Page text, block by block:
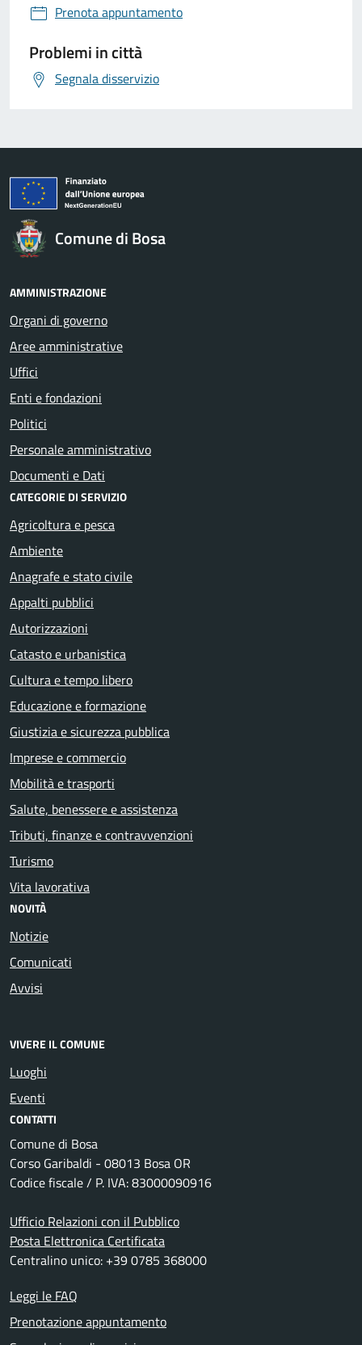
Prenota appuntamento
Problemi in città
Segnala disservizio
Comune di Bosa
AMMINISTRAZIONE
Organi di governo
Aree amministrative
Uffici
Enti e fondazioni
Politici
Personale amministrativo
Documenti e Dati
CATEGORIE DI SERVIZIO
Agricoltura e pesca
Ambiente
Anagrafe e stato civile
Appalti pubblici
Autorizzazioni
Catasto e urbanistica
Cultura e tempo libero
Educazione e formazione
Giustizia e sicurezza pubblica
Imprese e commercio
Mobilità e trasporti
Salute, benessere e assistenza
Tributi, finanze e contravvenzioni
Turismo
Vita lavorativa
NOVITÀ
Notizie
Comunicati
Avvisi
VIVERE IL COMUNE
Luoghi
Eventi
CONTATTI
Comune di Bosa
Corso Garibaldi - 08013 Bosa OR
Codice fiscale / P. IVA: 83000090916
Ufficio Relazioni con il Pubblico
Posta Elettronica Certificata
Centralino unico: +39 0785 368000
Leggi le FAQ
Prenotazione appuntamento